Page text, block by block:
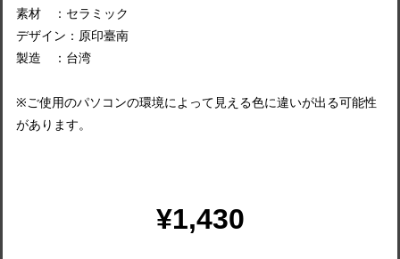
素材 ：セラミック
デザイン：原印臺南
製造 ：台湾
※ご使用のパソコンの環境によって見える色に違いが出る可能性
があります。
¥1,430